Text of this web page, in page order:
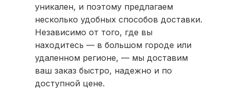
уникален, и поэтому предлагаем
несколько удобных способов доставки.
Независимо от того, где вы
находитесь — в большом городе или
удаленном регионе, — мы доставим
ваш заказ быстро, надежно и по
доступной цене.